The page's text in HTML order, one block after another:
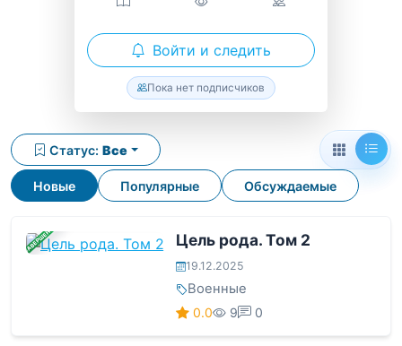
Войти и следить
Пока нет подписчиков
Новые Популярные Обсуждаемые
Статус: Все
ЗАВЕРШЕНА Цель рода. Том 2
19.12.2025
Военные
0.0 9 0